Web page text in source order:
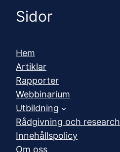
Sidor
Hem
Artiklar
Rapporter
Webbinarium
Utbildning
Rådgivning och research
Innehållspolicy
Om oss